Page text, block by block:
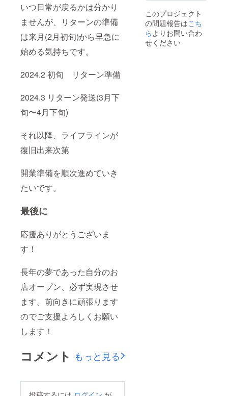
いつ日常が戻るかは分かり
ませんが、リターンの準備
は来月(2月初旬)から早急に
始める気持ちです。
2024.2 初旬 リターン準備
2024.3 リターン発送(3月下
旬〜4月下旬)
それ以降、ライフラインが
復旧出来次第
開業準備を順次進めていき
たいです。
最後に
応援ありがとうございま
す！
長年の夢であった自分のお
店オープン、必ず実現させ
ます。前向きに頑張ります
のでご支援よろしくお願い
します！
コメント もっと見る
このプロジェクト
の問題報告はこち
らよりお問い合わ
せください